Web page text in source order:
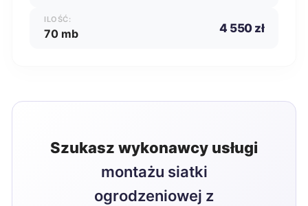
ILOŚĆ:
70 mb 4 550 zł
Szukasz wykonawcy usługi
montażu siatki
ogrodzeniowej z